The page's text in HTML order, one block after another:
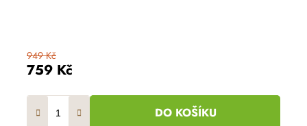
759 Kč
949 Kč
DO KOŠÍKU